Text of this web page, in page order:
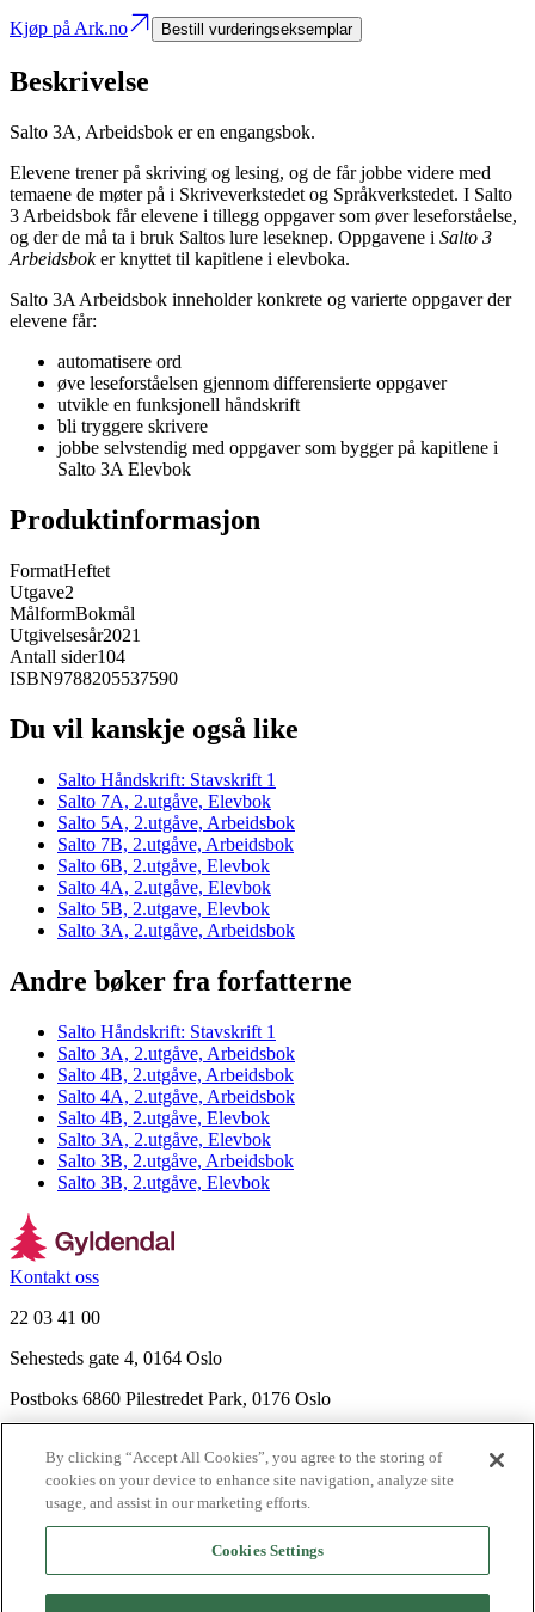
Kjøp på Ark.no Bestill vurderingseksemplar
Beskrivelse
Salto 3A, Arbeidsbok er en engangsbok.
Elevene trener på skriving og lesing, og de får jobbe videre med
temaene de møter på i Skriveverkstedet og Språkverkstedet. I Salto
3 Arbeidsbok får elevene i tillegg oppgaver som øver leseforståelse,
og der de må ta i bruk Saltos lure leseknep. Oppgavene i Salto 3
Arbeidsboker knyttet til kapitlene i elevboka.
Salto 3A Arbeidsbok inneholder konkrete og varierte oppgaver der
elevene får:
automatisere ord
øve leseforståelsen gjennom differensierte oppgaver
utvikle en funksjonell håndskrift
bli tryggere skrivere
jobbe selvstendig med oppgaver som bygger på kapitlene i
Salto 3A Elevbok
Produktinformasjon
FormatHeftet
Utgave2
MålformBokmål
Utgivelsesår2021
Antall sider104
ISBN9788205537590
Du vil kanskje også like
Salto Håndskrift: Stavskrift 1
Salto 7A, 2.utgåve, Elevbok
Salto 5A, 2.utgåve, Arbeidsbok
Salto 7B, 2.utgåve, Arbeidsbok
Salto 6B, 2.utgåve, Elevbok
Salto 4A, 2.utgåve, Elevbok
Salto 5B, 2.utgave, Elevbok
Salto 3A, 2.utgåve, Arbeidsbok
Andre bøker fra forfatterne
Salto Håndskrift: Stavskrift 1
Salto 3A, 2.utgåve, Arbeidsbok
Salto 4B, 2.utgåve, Arbeidsbok
Salto 4A, 2.utgåve, Arbeidsbok
Salto 4B, 2.utgåve, Elevbok
Salto 3A, 2.utgåve, Elevbok
Salto 3B, 2.utgåve, Arbeidsbok
Salto 3B, 2.utgåve, Elevbok
Kontakt oss
22 03 41 00
Sehesteds gate 4, 0164 Oslo
Postboks 6860 Pilestredet Park, 0176 Oslo
Nyhetsbrev
Ledige stillinger
Send inn manus
By clicking “Accept All Cookies”, you agree to the storing of
cookies on your device to enhance site navigation, analyze site
usage, and assist in our marketing efforts.
Cookies Settings